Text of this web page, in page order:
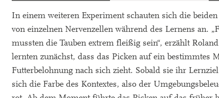
In einem weiteren Experiment schauten sich die
von einzelnen Nervenzellen während des Lernens an.
mussten die Tauben extrem fleißig sein“, erzählt
lernten zunächst, dass das Picken auf ein bestimmtes
Futterbelohnung nach sich zieht. Sobald sie ihr
sich die Farbe des Kontextes, also der